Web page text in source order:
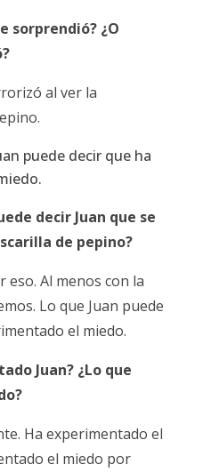
sorprendió? ¿O
al ver la
puede decir que ha
decir Juan que se
de pepino?
eso. Al menos con la
Lo que Juan puede
el miedo.
Juan? ¿Lo que
Ha experimentado el
el miedo por